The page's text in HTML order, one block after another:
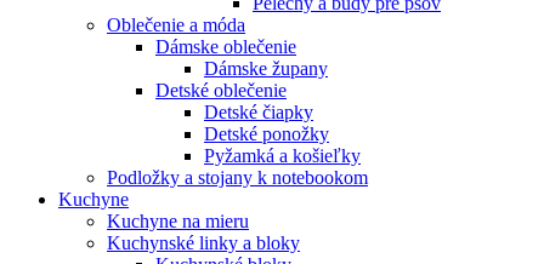
Oblečenie a móda
Dámske oblečenie
Dámske župany
Detské oblečenie
Detské čiapky
Detské ponožky
Pyžamká a košieľky
Podložky a stojany k notebookom
Kuchyne
Kuchyne na mieru
Kuchynské linky a bloky